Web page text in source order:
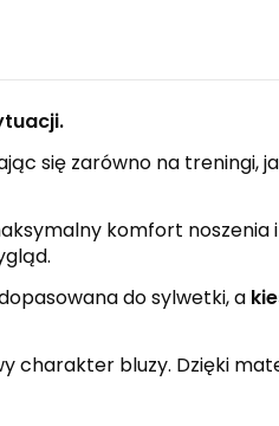
się zarówno na treningi,
komfort noszenia
do sylwetki, a
bluzy. Dzięki